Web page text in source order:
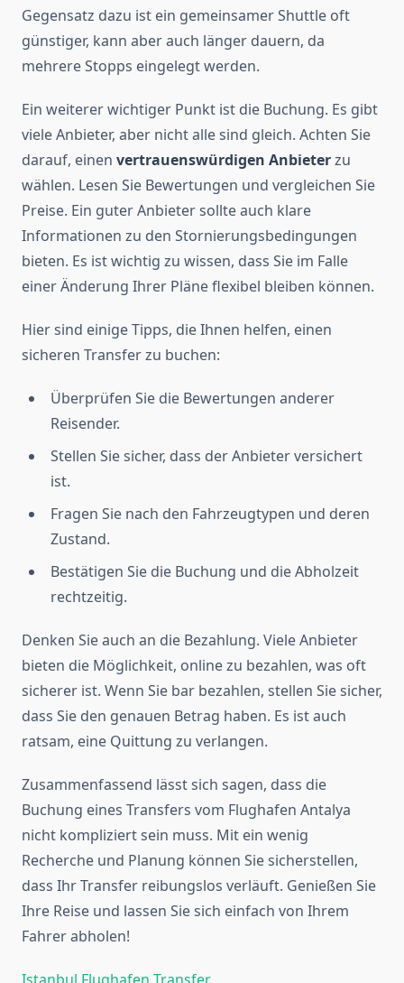
Gegensatz dazu ist ein gemeinsamer Shuttle oft
günstiger, kann aber auch länger dauern, da
mehrere Stopps eingelegt werden.
Ein weiterer wichtiger Punkt ist die Buchung. Es gibt
viele Anbieter, aber nicht alle sind gleich. Achten Sie
darauf, einen vertrauenswürdigen Anbieterzu
wählen. Lesen Sie Bewertungen und vergleichen Sie
Preise. Ein guter Anbieter sollte auch klare
Informationen zu den Stornierungsbedingungen
bieten. Es ist wichtig zu wissen, dass Sie im Falle
einer Änderung Ihrer Pläne flexibel bleiben können.
Hier sind einige Tipps, die Ihnen helfen, einen
sicheren Transfer zu buchen:
Überprüfen Sie die Bewertungen anderer
Reisender.
Stellen Sie sicher, dass der Anbieter versichert
ist.
Fragen Sie nach den Fahrzeugtypen und deren
Zustand.
Bestätigen Sie die Buchung und die Abholzeit
rechtzeitig.
Denken Sie auch an die Bezahlung. Viele Anbieter
bieten die Möglichkeit, online zu bezahlen, was oft
sicherer ist. Wenn Sie bar bezahlen, stellen Sie sicher,
dass Sie den genauen Betrag haben. Es ist auch
ratsam, eine Quittung zu verlangen.
Zusammenfassend lässt sich sagen, dass die
Buchung eines Transfers vom Flughafen Antalya
nicht kompliziert sein muss. Mit ein wenig
Recherche und Planung können Sie sicherstellen,
dass Ihr Transfer reibungslos verläuft. Genießen Sie
Ihre Reise und lassen Sie sich einfach von Ihrem
Fahrer abholen!